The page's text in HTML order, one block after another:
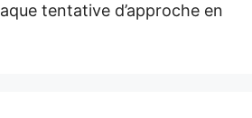
tentative d’approche en